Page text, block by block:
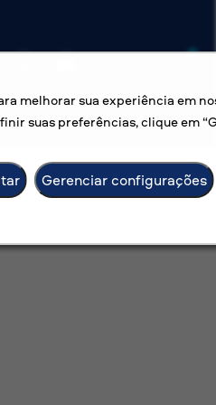
melhorar sua experiência em
suas preferências, clique em
Gerenciar configurações